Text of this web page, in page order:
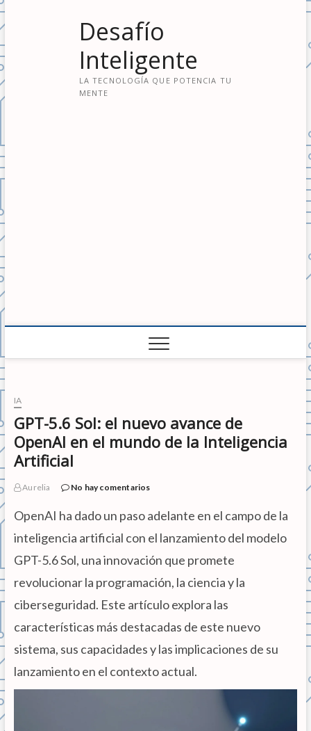
a
t
r
a
o
n
t
i
d
Desafío
Inteligente
LA TECNOLOGÍA QUE POTENCIA TU
MENTE
IA
GPT-5.6 Sol: el nuevo avance de
OpenAI en el mundo de la Inteligencia
Artificial
Aurelia No hay comentarios
OpenAI ha dado un paso adelante en el campo de la
inteligencia artificial con el lanzamiento del modelo
GPT-5.6 Sol, una innovación que promete
revolucionar la programación, la ciencia y la
ciberseguridad. Este artículo explora las
características más destacadas de este nuevo
sistema, sus capacidades y las implicaciones de su
lanzamiento en el contexto actual.